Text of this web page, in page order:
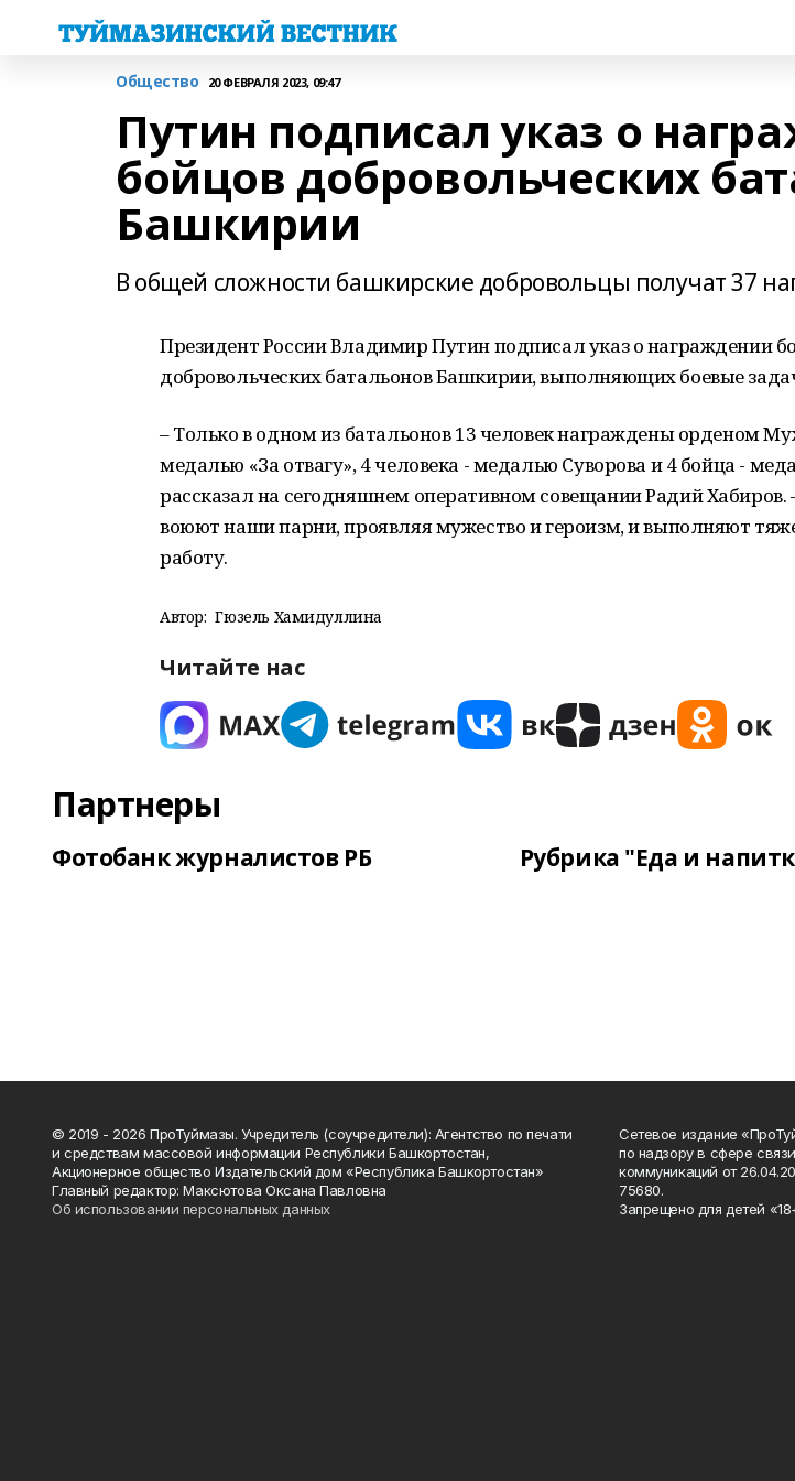
Общество 20 ФЕВРАЛЯ 2023, 09:47
Путин подписал указ о
бойцов добровольческих
Башкирии
В общей сложности башкирские добровольцы получат 37
Президент России Владимир Путин подписал указ о награждении
добровольческих батальонов Башкирии, выполняющих боевые
– Только в одном из батальонов 13 человек награждены орденом
медалью «За отвагу», 4 человека - медалью Суворова и 4 бойца -
рассказал на сегодняшнем оперативном совещании Радий Хабиров.
воюют наши парни, проявляя мужество и героизм, и выполняют
работу.
Автор: Гюзель Хамидуллина
Читайте нас
Партнеры
Фотобанк журналистов РБ Рубрика "Еда и
© 2019 - 2026 ПроТуймазы. Учредитель (соучредители): Агентство по печати
и средствам массовой информации Республики Башкортостан,
Акционерное общество Издательский дом «Республика Башкортостан»
Главный редактор: Максютова Оксана Павловна
Об использовании персональных данных
Сетевое издание
по надзору в сфере
коммуникаций от
75680.
Запрещено для детей